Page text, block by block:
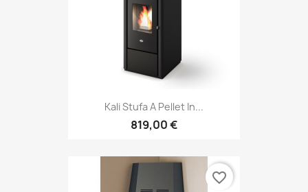
Kali Stufa A Pellet In...
819,00 €
favorite_border